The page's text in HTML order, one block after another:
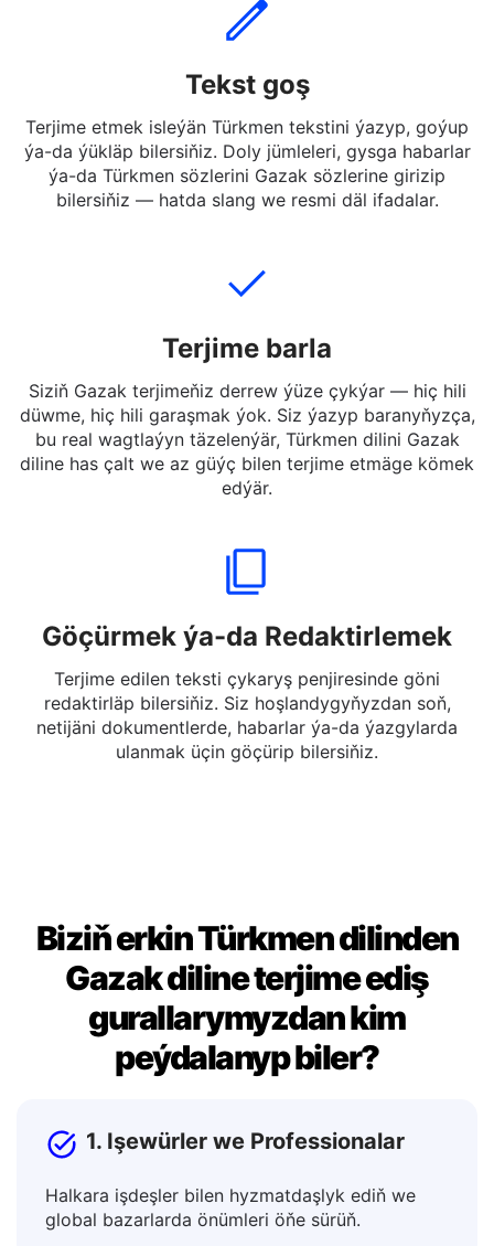
Tekst goş
Terjime etmek isleýän Türkmen tekstini ýazyp, goýup
ýa-da ýükläp bilersiňiz. Doly jümleleri, gysga habarlar
Terjime barla
Siziň Gazak terjimeňiz derrew ýüze çykýar — hiç hili
düwme, hiç hili garaşmak ýok. Siz ýazyp baranyňyzça,
bu real wagtlaýyn täzelenýär, Türkmen dilini Gazak
edýär.
Göçürmek ýa-da Redaktirlemek
Terjime edilen teksti çykaryş penjiresinde göni
redaktirläp bilersiňiz. Siz hoşlandygyňyzdan soň,
Biziň erkin Türkmen dilinden
Gazak diline terjime ediş
gurallarymyzdan kim
1. Işewürler we Professionalar